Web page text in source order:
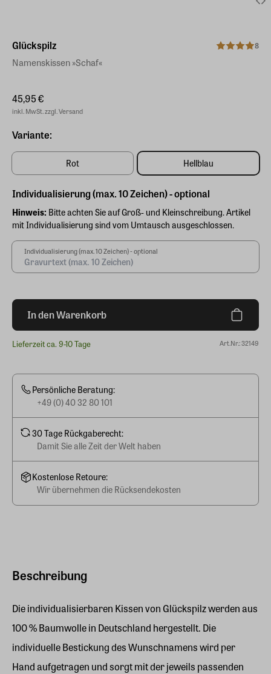
Beschreibung
Die individualisierbaren Kissen von Glückspilz werden aus
100 % Baumwolle in Deutschland hergestellt. Die
individuelle Bestickung des Wunschnamens wird per
Hand aufgetragen und sorgt mit der jeweils passenden
Glückspilz 8
Namenskissen »Schaf«
45,95 €
inkl. MwSt. zzgl. Versand
Variante:
Rot Hellblau
Individualisierung (max. 10 Zeichen) - optional
Hinweis: Bitte achten Sie auf Groß- und Kleinschreibung. Artikel
mit Individualisierung sind vom Umtausch ausgeschlossen.
Individualisierung (max. 10 Zeichen) - optional
In den Warenkorb
Lieferzeit ca. 9-10 Tage Art.Nr.: 32149
Persönliche Beratung:
+49 (0) 40 32 80 101
30 Tage Rückgaberecht:
Damit Sie alle Zeit der Welt haben
Kostenlose Retoure:
Wir übernehmen die Rücksendekosten